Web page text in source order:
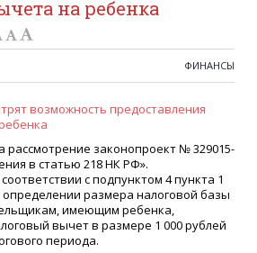
на ребенка
ФИНАНСЫ
рассмотрение законопроект № 329015-
в статью 218 НК РФ».
с подпунктом 4 пункта 1
размера налоговой базы
имеющим ребенка,
вычет в размере 1 000 рублей
периода.